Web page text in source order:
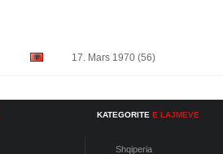
17. Mars 1970 (56)
KATEGORITE E LAJMEVE
Shqiperia